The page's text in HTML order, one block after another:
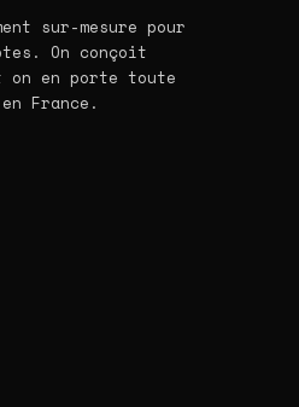
sur-mesure pour
On conçoit
en porte toute
France.